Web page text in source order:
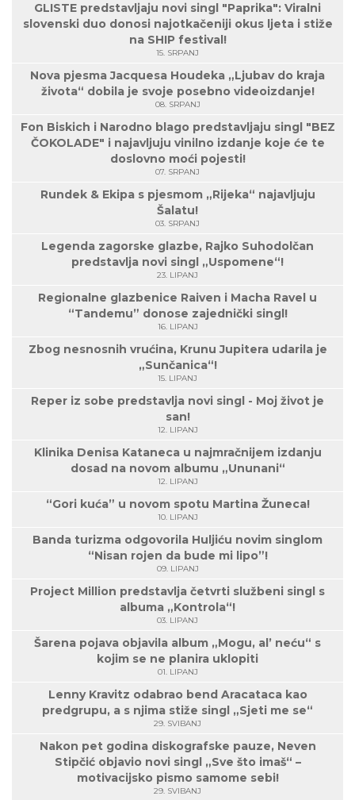
GLISTE predstavljaju novi singl "Paprika": Viralni
slovenski duo donosi najotkačeniji okus ljeta i stiže
na SHIP festival!
15. SRPANJ
Nova pjesma Jacquesa Houdeka „Ljubav do kraja
života“ dobila je svoje posebno videoizdanje!
08. SRPANJ
Fon Biskich i Narodno blago predstavljaju singl "BEZ
ČOKOLADE" i najavljuju vinilno izdanje koje će te
doslovno moći pojesti!
07. SRPANJ
Rundek & Ekipa s pjesmom „Rijeka“ najavljuju
Šalatu!
03. SRPANJ
Legenda zagorske glazbe, Rajko Suhodolčan
predstavlja novi singl „Uspomene“!
23. LIPANJ
Regionalne glazbenice Raiven i Macha Ravel u
“Tandemu” donose zajednički singl!
16. LIPANJ
Zbog nesnosnih vrućina, Krunu Jupitera udarila je
„Sunčanica“!
15. LIPANJ
Reper iz sobe predstavlja novi singl - Moj život je
san!
12. LIPANJ
Klinika Denisa Kataneca u najmračnijem izdanju
dosad na novom albumu „Ununani“
12. LIPANJ
“Gori kuća” u novom spotu Martina Žuneca!
10. LIPANJ
Banda turizma odgovorila Huljiću novim singlom
“Nisan rojen da bude mi lipo”!
09. LIPANJ
Project Million predstavlja četvrti službeni singl s
albuma „Kontrola“!
03. LIPANJ
Šarena pojava objavila album „Mogu, al’ neću“ s
kojim se ne planira uklopiti
01. LIPANJ
Lenny Kravitz odabrao bend Aracataca kao
predgrupu, a s njima stiže singl „Sjeti me se“
29. SVIBANJ
Nakon pet godina diskografske pauze, Neven
Stipčić objavio novi singl „Sve što imaš“ –
motivacijsko pismo samome sebi!
29. SVIBANJ